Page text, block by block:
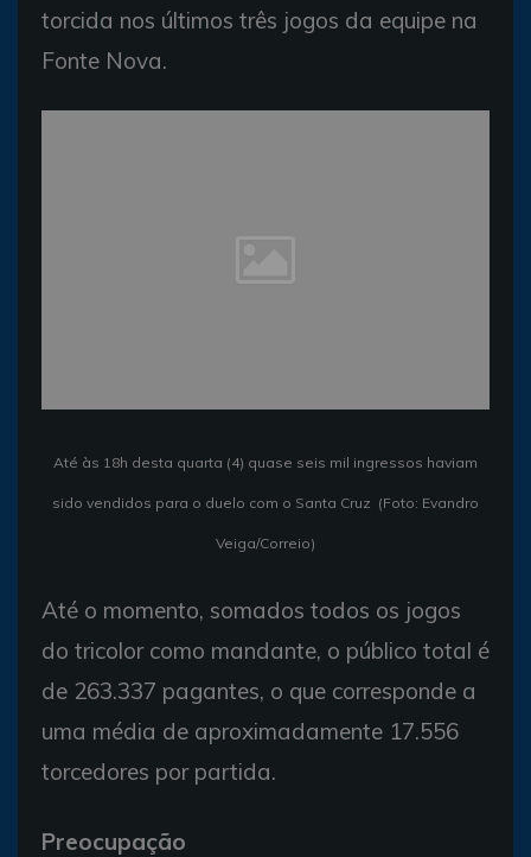
torcida nos últimos três jogos da equipe na
Fonte Nova.
Até às 18h desta quarta (4) quase seis mil ingressos haviam
sido vendidos para o duelo com o Santa Cruz (Foto: Evandro
Veiga/Correio)
Até o momento, somados todos os jogos
do tricolor como mandante, o público total é
de 263.337 pagantes, o que corresponde a
uma média de aproximadamente 17.556
torcedores por partida.
Preocupação